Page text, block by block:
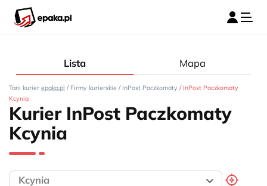
Lista Mapa
Tani kurier epaka.pl / Firmy kurierskie / InPost Paczkomaty / InPost Paczkomaty
Kcynia
Kurier InPost Paczkomaty
Kcynia